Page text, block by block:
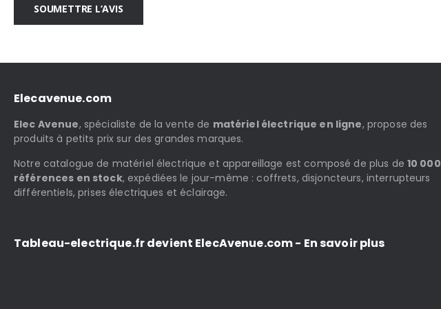
SOUMETTRE L’AVIS
Elecavenue.com
Elec Avenue, spécialiste de la vente de matériel électrique en ligne, propose des
produits à petits prix sur des grandes marques.
Notre catalogue de matériel électrique et appareillage est composé de plus de 10 000
références en stock, expédiées le jour-même : coffrets, disjoncteurs, interrupteurs
différentiels, prises électriques et éclairage.
Tableau-electrique.fr devient ElecAvenue.com - En savoir plus